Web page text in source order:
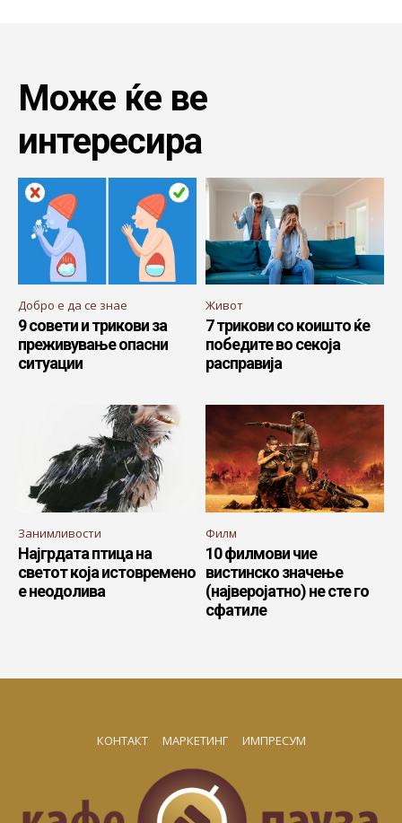
Може ќе ве
интересира
Добро е да се знае
9 совети и трикови за
преживување опасни
ситуации
Живот
7 трикови со коишто ќе
победите во секоја
расправија
Занимливости
Најгрдата птица на
светот која истовремено
е неодолива
Филм
10 филмови чие
вистинско значење
(најверојатно) не сте го
сфатиле
КОНТАКТ МАРКЕТИНГ ИМПРЕСУМ